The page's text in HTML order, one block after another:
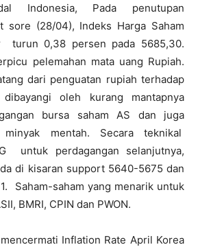
Indonesia, Pada penutupan
sore (28/04), Indeks Harga Saham
turun 0,38 persen pada 5685,30.
pelemahan mata uang Rupiah.
dari penguatan rupiah terhadap
oleh kurang mantapnya
bursa saham AS dan juga
mentah. Secara teknikal
untuk perdagangan selanjutnya,
di kisaran support 5640-5675 dan
Saham-saham yang menarik untuk
BMRI, CPIN dan PWON.
Inflation Rate April Korea